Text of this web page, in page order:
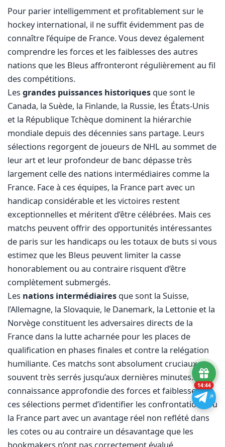
Pour parier intelligemment et profitablement sur le
hockey international, il ne suffit évidemment pas de
connaître l’équipe de France. Vous devez également
comprendre les forces et les faiblesses des autres
nations que les Bleus affronteront régulièrement au fil
des compétitions.
Les grandes puissances historiques que sont le
Canada, la Suède, la Finlande, la Russie, les États-Unis
et la République Tchèque dominent la hiérarchie
mondiale depuis des décennies sans partage. Leurs
sélections regorgent de joueurs de NHL au sommet de
leur art et leur profondeur de banc dépasse très
largement celle des nations intermédiaires comme la
France. Face à ces équipes, la France part avec un
handicap considérable et les victoires restent
exceptionnelles et méritent d’être célébrées. Mais ces
matchs peuvent offrir des opportunités intéressantes
de paris sur les handicaps ou les totaux de buts si vous
estimez que les Bleus peuvent limiter la casse
honorablement ou au contraire risquent d’être
complètement submergés.
Les nations intermédiaires que sont la Suisse,
l’Allemagne, la Slovaquie, le Danemark, la Lettonie et la
Norvège constituent les adversaires directs de la
France dans la lutte acharnée pour les places de
qualification en phases finales et contre la relégation
humiliante. Ces matchs sont absolument cruciaux et
souvent très serrés jusqu’aux dernières minutes. La
connaissance approfondie des forces et faiblesses de
ces sélections permet d’identifier les confrontations où
la France part avec un avantage réel non reflété dans
les cotes ou au contraire un désavantage que les
14:43